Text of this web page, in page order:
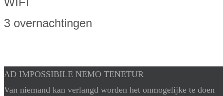
3 overnachtingen
AD IMPOSSIBILE NEMO TENETUR
Van niemand kan verlangd worden het onmogelijke te doen